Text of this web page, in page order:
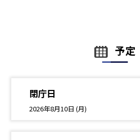
予定
閉庁日
2026年8月10日 (月)